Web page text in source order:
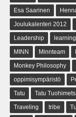
Esa Saarinen
Joulukalenteri 2012
Leadership
learning
MINN
Minnteam
Monkey Philosophy
oppimisympäristö
Tatu
Tatu
Traveling
tribe